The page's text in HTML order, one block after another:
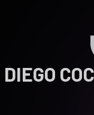
DIEGO